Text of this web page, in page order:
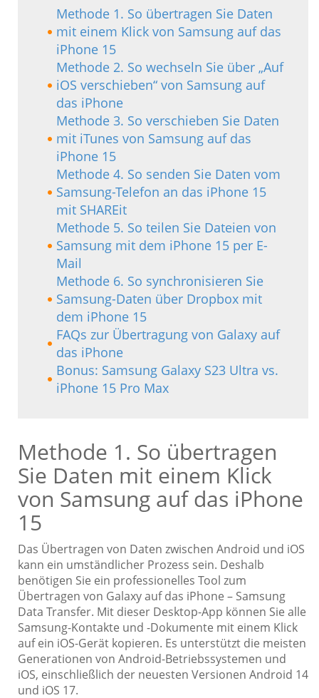
Methode 1. So übertragen Sie Daten
mit einem Klick von Samsung auf das
iPhone 15
Methode 2. So wechseln Sie über „Auf
iOS verschieben“ von Samsung auf
das iPhone
Methode 3. So verschieben Sie Daten
mit iTunes von Samsung auf das
iPhone 15
Methode 4. So senden Sie Daten vom
Samsung-Telefon an das iPhone 15
mit SHAREit
Methode 5. So teilen Sie Dateien von
Samsung mit dem iPhone 15 per E-
Mail
Methode 6. So synchronisieren Sie
Samsung-Daten über Dropbox mit
dem iPhone 15
FAQs zur Übertragung von Galaxy auf
das iPhone
Bonus: Samsung Galaxy S23 Ultra vs.
iPhone 15 Pro Max
Methode 1. So übertragen
Sie Daten mit einem Klick
von Samsung auf das iPhone
15
Das Übertragen von Daten zwischen Android und iOS
kann ein umständlicher Prozess sein. Deshalb
benötigen Sie ein professionelles Tool zum
Übertragen von Galaxy auf das iPhone – Samsung
Data Transfer. Mit dieser Desktop-App können Sie alle
Samsung-Kontakte und -Dokumente mit einem Klick
auf ein iOS-Gerät kopieren. Es unterstützt die meisten
Generationen von Android-Betriebssystemen und
iOS, einschließlich der neuesten Versionen Android 14
und iOS 17.